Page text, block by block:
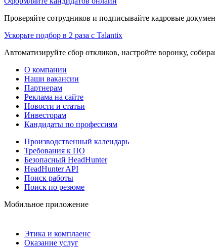
Проверяйте сотрудников и подписывайте кадровые
Ускорьте подбор в 2 раза с Talantix
Автоматизируйте сбор откликов, настройте воронку,
О компании
Наши вакансии
Партнерам
Реклама на сайте
Новости и статьи
Инвесторам
Кандидаты по профессиям
Производственный календарь
Требования к ПО
Безопасный HeadHunter
HeadHunter API
Поиск работы
Поиск по резюме
Мобильное приложение
Этика и комплаенс
Оказание услуг